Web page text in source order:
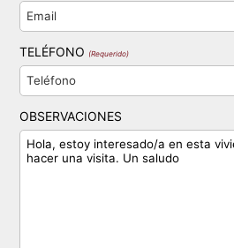
TELÉFONO (Requerido)
OBSERVACIONES